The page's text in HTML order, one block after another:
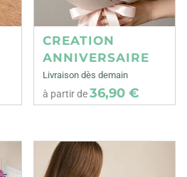
CREATION
ANNIVERSAIRE
Livraison dès demain
à partir de36,90 €